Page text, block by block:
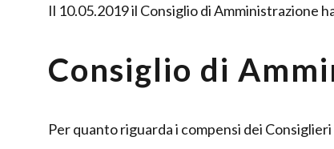
Il 10.05.2019 il Consiglio di Amministrazione
Consiglio di
Per quanto riguarda i compensi dei